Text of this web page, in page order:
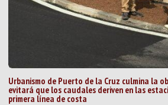
Urbanismo de Puerto de la Cruz culmina la
evitará que los caudales deriven en las
primera línea de costa